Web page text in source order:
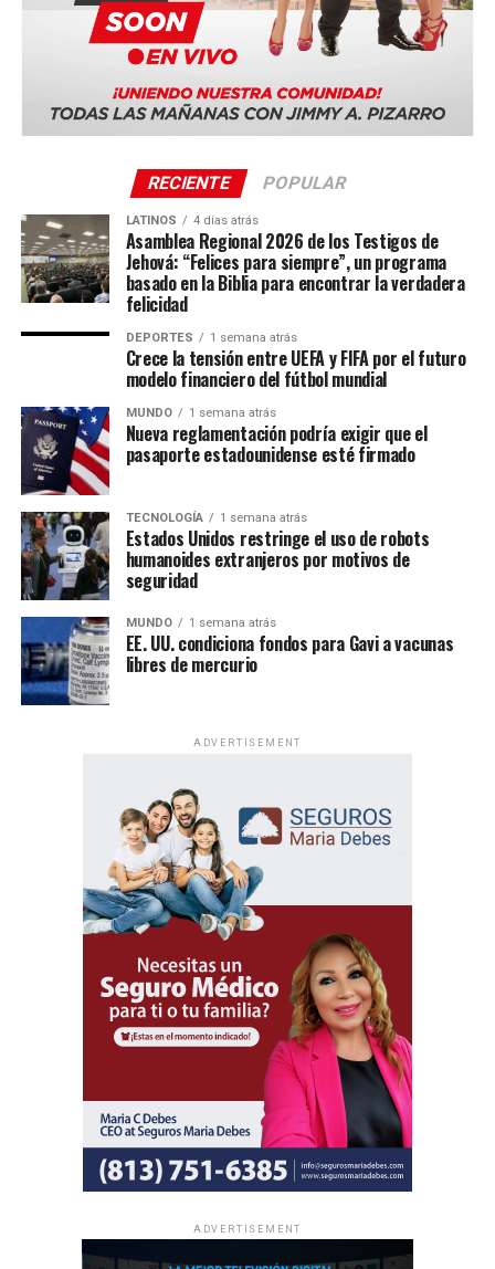
RECIENTE POPULAR
LATINOS 4 días atrás
Asamblea Regional 2026 de los Testigos de
Jehová: “Felices para siempre”, un programa
basado en la Biblia para encontrar la verdadera
felicidad
DEPORTES 1 semana atrás
Crece la tensión entre UEFA y FIFA por el futuro
modelo financiero del fútbol mundial
MUNDO 1 semana atrás
Nueva reglamentación podría exigir que el
pasaporte estadounidense esté firmado
TECNOLOGÍA 1 semana atrás
Estados Unidos restringe el uso de robots
humanoides extranjeros por motivos de
seguridad
MUNDO 1 semana atrás
EE. UU. condiciona fondos para Gavi a vacunas
libres de mercurio
ADVERTISEMENT
ADVERTISEMENT